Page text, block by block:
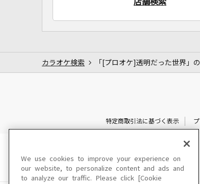
カラオケ検索 「[プロオケ]透明だった世界」
特定商取引法に基づく表示
We use cookies to improve your experience on
our website, to personalize content and ads and
to analyze our traffic. Please click [Cookie